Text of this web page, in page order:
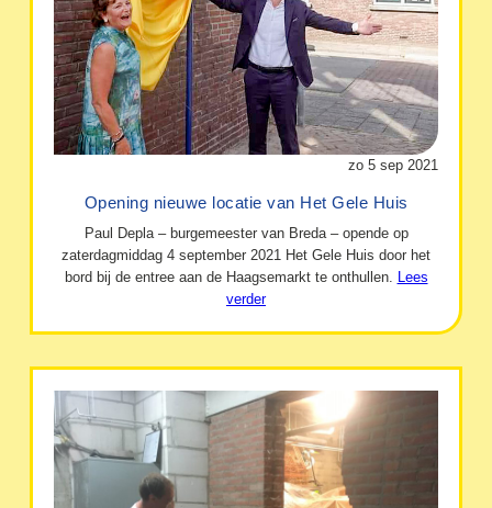
zo 5 sep 2021
Opening nieuwe locatie van Het Gele Huis
Paul Depla – burgemeester van Breda – opende op
zaterdagmiddag 4 september 2021 Het Gele Huis door het
bord bij de entree aan de Haagsemarkt te onthullen. Lees
verder